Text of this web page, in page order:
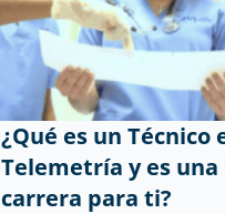
¿Qué es un Técnico
Telemetría y es una
carrera para ti?